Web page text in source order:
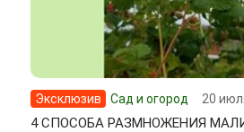
Эксклюзив Сад и огород 20
4 СПОСОБА РАЗМНОЖЕНИЯ